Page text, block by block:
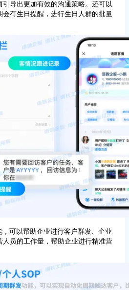
导出更加有效的沟通策略。还可以
有生日提醒，进行生日人群的批量
可以帮助企业进行客户群发、企业
员的工作量，帮助企业进行精准营